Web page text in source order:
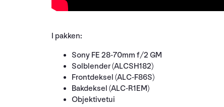
I pakken:
Sony FE 28-70mm f/2 GM
Solblender (ALCSH182)
Frontdeksel (ALC-F86S)
Bakdeksel (ALC-R1EM)
Objektivetui